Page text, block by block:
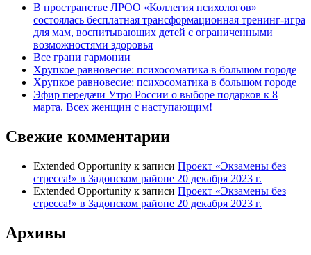
В пространстве ЛРОО «Коллегия психологов»
состоялась бесплатная трансформационная тренинг-игра
для мам, воспитывающих детей с ограниченными
возможностями здоровья
Все грани гармонии
Хрупкое равновесие: психосоматика в большом городе
Хрупкое равновесие: психосоматика в большом городе
Эфир передачи Утро России о выборе подарков к 8
марта. Всех женщин с наступающим!
Свежие комментарии
Extended Opportunity к записи Проект «Экзамены без
стресса!» в Задонском районе 20 декабря 2023 г.
Extended Opportunity к записи Проект «Экзамены без
стресса!» в Задонском районе 20 декабря 2023 г.
Архивы